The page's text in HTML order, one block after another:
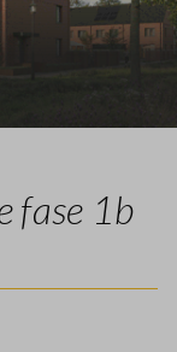
fase 1b